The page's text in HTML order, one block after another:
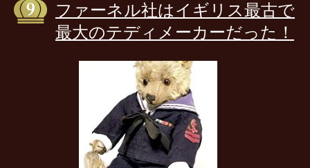
ファーネル社はイギリス最古で
最大のテディメーカーだった！